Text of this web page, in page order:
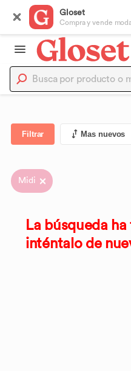
Gloset
Compra y vende
Filtrar Mas nuevos
Midi
La búsqueda
inténtalo de